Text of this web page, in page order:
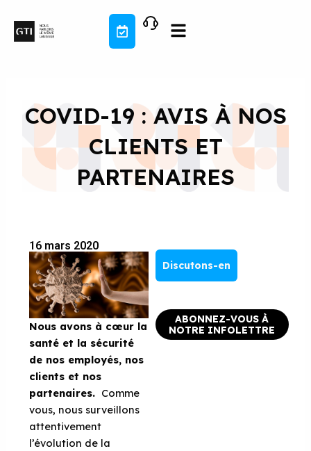
contenu
COVID-19 : AVIS À NOS
CLIENTS ET
PARTENAIRES
16 mars 2020
Nous avons à cœur la
santé et la sécurité
de nos employés, nos
clients et nos
partenaires. Comme
vous, nous surveillons
attentivement
l’évolution de la
Discutons-en
ABONNEZ-VOUS À
NOTRE INFOLETTRE